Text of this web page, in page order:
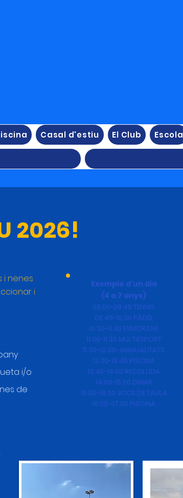
Casal d'estiu El Club Escola
2026!
i nenes
i
i/o
de
Exemple d'un dia
(4 a 7 anys)
09.00-09.45 TENNIS
09.45-10.30 PÀDEL
10.30-11.00 ESMORZAR
11.00-11.30 MULTIESPORT
11.30-12.30- MANUALITATS
12.30-13.45 PISCINA
13.45-14.00 RECOLLIDA
14.00-15.00 DINAR
15.00-16.00 JOCS DE TAULA
16.00 -17.00 PISCINA